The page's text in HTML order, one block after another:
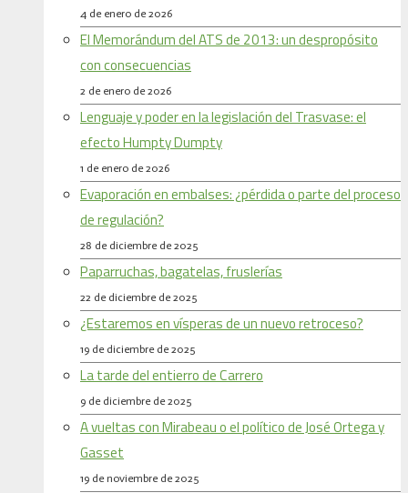
4 de enero de 2026
El Memorándum del ATS de 2013: un despropósito
con consecuencias
2 de enero de 2026
Lenguaje y poder en la legislación del Trasvase: el
efecto Humpty Dumpty
1 de enero de 2026
Evaporación en embalses: ¿pérdida o parte del proceso
de regulación?
28 de diciembre de 2025
Paparruchas, bagatelas, fruslerías
22 de diciembre de 2025
¿Estaremos en vísperas de un nuevo retroceso?
19 de diciembre de 2025
La tarde del entierro de Carrero
9 de diciembre de 2025
A vueltas con Mirabeau o el político de José Ortega y
Gasset
19 de noviembre de 2025